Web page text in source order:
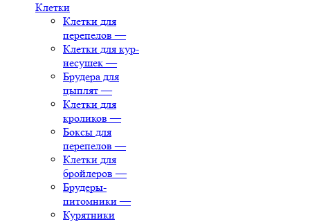
Клетки
Клетки для
перепелов —
Клетки для кур-
несушек —
Брудера для
цыплят —
Клетки для
кроликов —
Боксы для
перепелов —
Клетки для
бройлеров —
Брудеры-
питомники —
Курятники